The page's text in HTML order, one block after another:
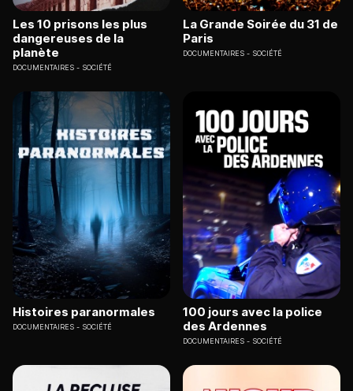
Les 10 prisons les plus
dangereuses de la
planète
DOCUMENTAIRES SOCIÉTÉ
La Grande Soirée du 31 de
Paris
DOCUMENTAIRES SOCIÉTÉ
Histoires paranormales
DOCUMENTAIRES SOCIÉTÉ
100 jours avec la police
des Ardennes
DOCUMENTAIRES SOCIÉTÉ